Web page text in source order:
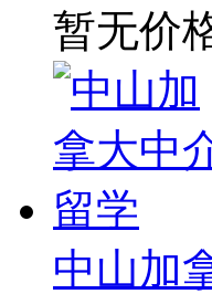
暂无价
中山加